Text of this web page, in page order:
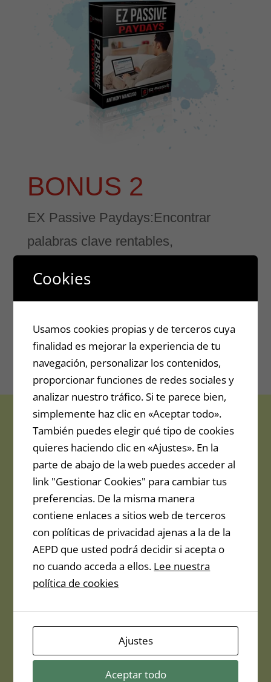
BONUS 2
EX Passive Paydays:Encontrar
palabras clave rentables,
para promover el marketing de
Previo Venta: 49.99$
BONUS 3
Cookies
Usamos cookies propias y de terceros cuya
finalidad es mejorar la experiencia de tu
navegación, personalizar los contenidos,
proporcionar funciones de redes sociales y
analizar nuestro tráfico. Si te parece bien,
simplemente haz clic en «Aceptar todo».
También puedes elegir qué tipo de cookies
quieres haciendo clic en «Ajustes». En la
parte de abajo de la web puedes acceder al
link "Gestionar Cookies" para cambiar tus
preferencias. De la misma manera
contiene enlaces a sitios web de terceros
con políticas de privacidad ajenas a la de la
AEPD que usted podrá decidir si acepta o
no cuando acceda a ellos. Lee nuestra
política de cookies
Ajustes
Aceptar todo